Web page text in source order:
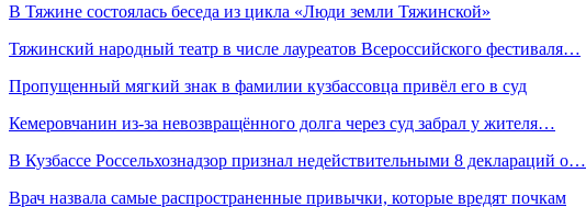
В Тяжине состоялась беседа из цикла «Люди земли Тяжинской»
Тяжинский народный театр в числе лауреатов Всероссийского фестиваля…
Пропущенный мягкий знак в фамилии кузбассовца привёл его в суд
Кемеровчанин из-за невозвращённого долга через суд забрал у жителя…
В Кузбассе Россельхознадзор признал недействительными 8 деклараций о…
Врач назвала самые распространенные привычки, которые вредят почкам